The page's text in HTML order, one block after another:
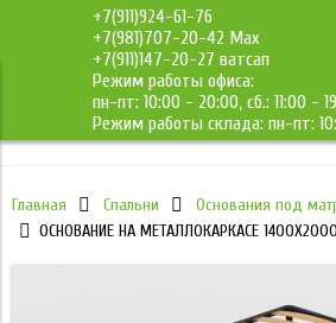
+7(911)924-61-76
+7(981)707-20-42 Max
+7(911)147-20-27 ватсап
Режим работы офиса:
пн-пт: 10:00 - 20:00, сб.: 11:00 -
Режим работы склада: пн-пт:
ДМС-
Главная Спальни
Основания под
ОСНОВАНИЕ НА МЕТАЛЛОКАРКАСЕ 1400Х2000